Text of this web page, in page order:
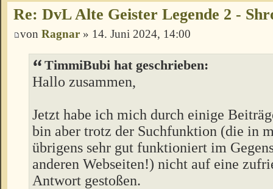
Re: DvL Alte Geister Legende 2 -
von Ragnar » 14. Juni 2024, 14:00
TimmiBubi hat geschrieben:
Hallo zusammen,
Jetzt habe ich mich durch einige
bin aber trotz der Suchfunktion (die in
übrigens sehr gut funktioniert im
anderen Webseiten!) nicht auf eine
Antwort gestoßen.